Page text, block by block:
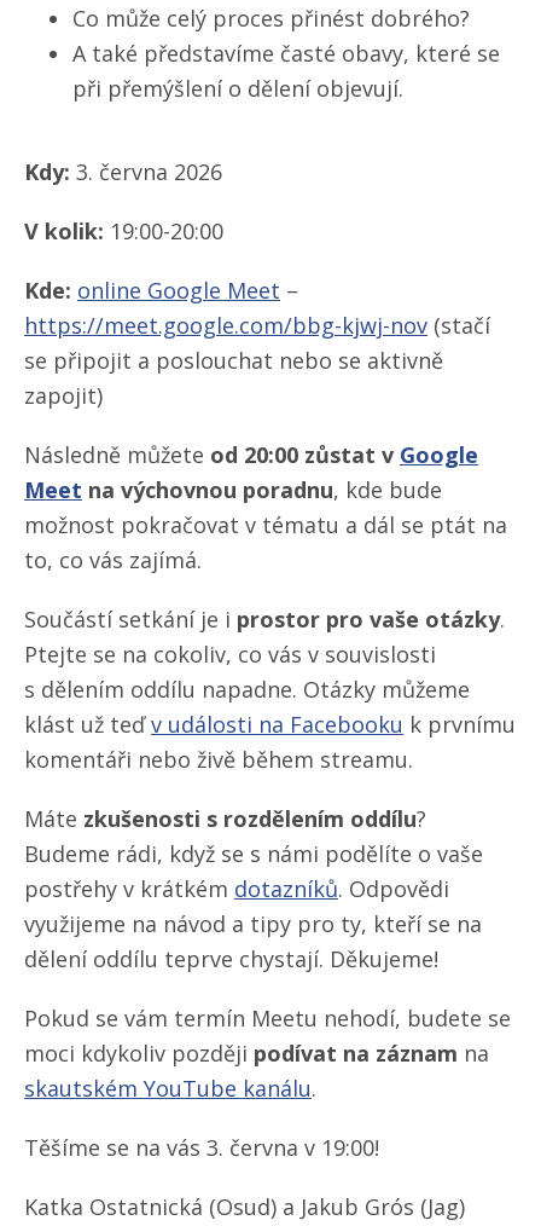
Co může celý proces přinést dobrého?
A také představíme časté obavy, které se
při přemýšlení o dělení objevují.
Kdy: 3. června 2026
V kolik: 19:00-20:00
Kde: online Google Meet –
https://meet.google.com/​bbg-kjwj-nov (stačí
se připojit a poslouchat nebo se aktivně
zapojit)
Následně můžete od 20:00 zůstat v Google
Meet na výchovnou poradnu, kde bude
možnost pokračovat v tématu a dál se ptát na
to, co vás zajímá.
Součástí setkání je i prostor pro vaše otázky.
Ptejte se na cokoliv, co vás v souvislosti
s dělením oddílu napadne. Otázky můžeme
klást už teďv události na Facebooku k prvnímu
komentáři nebo živě během streamu.
Máte zkušenosti s rozdělením oddílu?
Budeme rádi, když se s námi podělíte o vaše
postřehy v krátkém dotazníků. Odpovědi
využijeme na návod a tipy pro ty, kteří se na
dělení oddílu teprve chystají. Děkujeme!
Pokud se vám termín Meetu nehodí, budete se
moci kdykoliv později podívat na záznam na
skautském YouTube kanálu.
Těšíme se na vás 3. června v 19:00!
Katka Ostatnická (Osud) a Jakub Grós (Jag)